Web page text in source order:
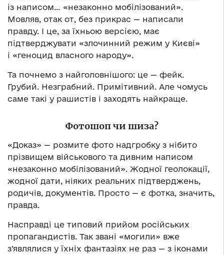
із написом… «незаконно мобілізований».
Мовляв, отак от, без прикрас — написали
правду. І це, за їхньою версією, має
підтверджувати «злочинний режим у Києві»
і «геноцид власного народу».
Та почнемо з найголовнішого: це — фейк.
Грубий. Незграбний. Примітивний. Але чомусь
саме такі у рашистів і заходять найкраще.
Фотошоп чи шиза?
«Доказ» — розмите фото надгробку з нібито
прізвищем військового та дивним написом
«незаконно мобілізований». Жодної геолокації,
жодної дати, ніяких реальних підтверджень,
родичів, документів. Просто — є фотка, значить,
правда.
Насправді це типовий прийом російських
пропагандистів. Так звані «могили» вже
з’являлися у їхніх фантазіях не раз — з іконами